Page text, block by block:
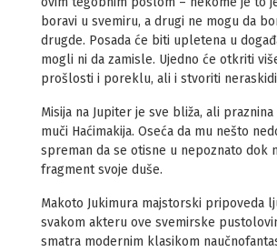
boravi u svemiru, a drugi ne mogu da
drugde. Posada će biti upletena u
mogli ni da zamisle. Ujedno će otkriti
prošlosti i poreklu, ali i stvoriti
Misija na Jupiter je sve bliža, ali
muči Haćimakija. Oseća da mu nešto
spreman da se otisne u nepoznato dok
fragment svoje duše.
Makoto Jukimura majstorski pripoveda
svakom akteru ove svemirske
smatra modernim klasikom